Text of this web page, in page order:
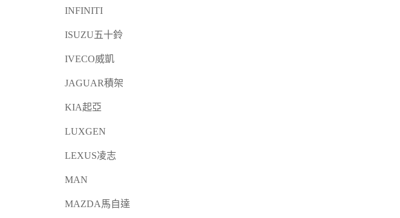
INFINITI
ISUZU五十鈴
IVECO威凱
JAGUAR積架
KIA起亞
LUXGEN
LEXUS凌志
MAN
MAZDA馬自達